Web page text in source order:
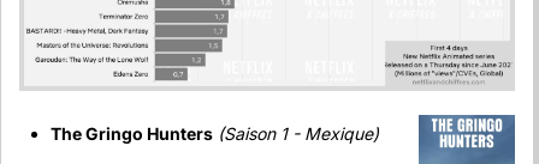
The Gringo Hunters